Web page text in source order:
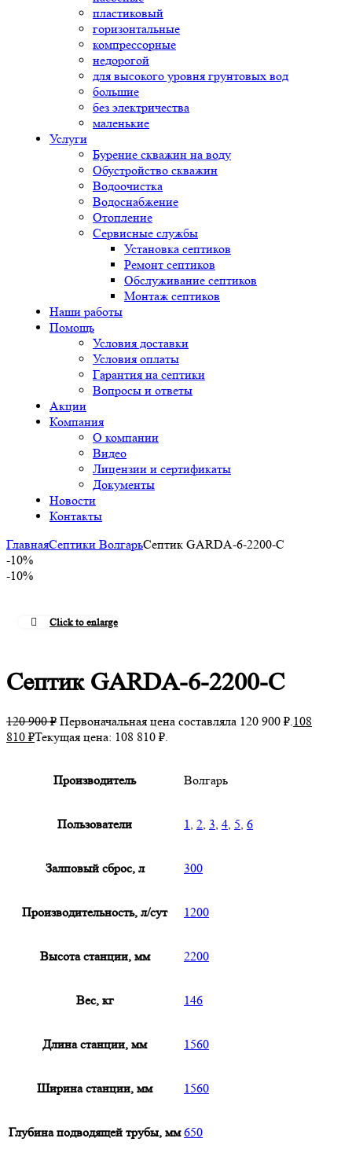
пластиковый
горизонтальные
компрессорные
недорогой
для высокого уровня грунтовых вод
большие
без электричества
маленькие
Услуги
Бурение скважин на воду
Обустройство скважин
Водоочистка
Водоснабжение
Отопление
Сервисные службы
Установка септиков
Ремонт септиков
Обслуживание септиков
Монтаж септиков
Наши работы
Помощь
Условия доставки
Условия оплаты
Гарантия на септики
Вопросы и ответы
Акции
Компания
О компании
Видео
Лицензии и сертификаты
Документы
Новости
Контакты
ГлавнаяСептики ВолгарьСептик GARDA-6-2200-С
-10%
-10%
Click to enlarge
Септик GARDA-6-2200-С
120 900₽ Первоначальная цена составляла 120 900 ₽.108
810 ₽Текущая цена: 108 810 ₽.
Производитель Волгарь
Пользователи 1, 2, 3, 4, 5, 6
Залповый сброс, л 300
Производительность, л/сут 1200
Высота станции, мм 2200
Вес, кг 146
Длина станции, мм 1560
Ширина станции, мм 1560
Глубина подводящей трубы, мм 650